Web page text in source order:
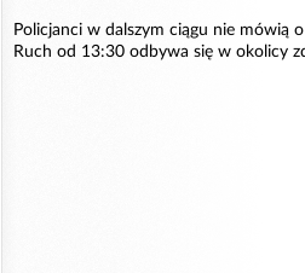
Policjanci w dalszym ciągu nie mówią
Ruch od 13:30 odbywa się w okolicy